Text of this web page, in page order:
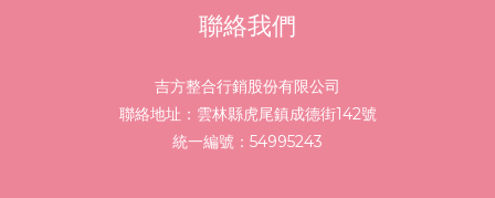
聯絡我們
吉方整合行銷股份有限公司
聯絡地址：雲林縣虎尾鎮成德街142號
統一編號：54995243